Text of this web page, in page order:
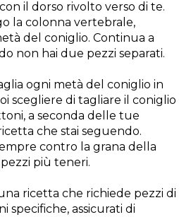
il dorso rivolto verso di te.
la colonna vertebrale,
del coniglio. Continua a
non hai due pezzi separati.
ogni metà del coniglio in
scegliere di tagliare il coniglio
a seconda delle tue
che stai seguendo.
contro la grana della
più teneri.
ricetta che richiede pezzi di
specifiche, assicurati di